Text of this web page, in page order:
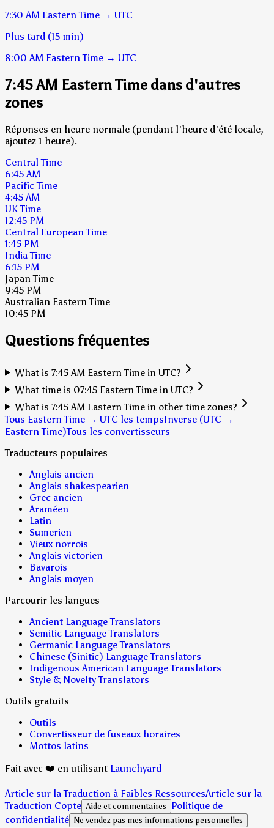
7:30 AM Eastern Time → UTC
Plus tard (15 min)
8:00 AM Eastern Time → UTC
7:45 AM Eastern Time dans d'autres
zones
Réponses en heure normale (pendant l'heure d'été locale,
ajoutez 1 heure).
Central Time
6:45 AM
Pacific Time
4:45 AM
UK Time
12:45 PM
Central European Time
1:45 PM
India Time
6:15 PM
Japan Time
9:45 PM
Australian Eastern Time
10:45 PM
Questions fréquentes
What is 7:45 AM Eastern Time in UTC?
What time is 07:45 Eastern Time in UTC?
What is 7:45 AM Eastern Time in other time zones?
Tous Eastern Time → UTC les tempsInverse (UTC →
Eastern Time)Tous les convertisseurs
Traducteurs populaires
Anglais ancien
Anglais shakespearien
Grec ancien
Araméen
Latin
Sumerien
Vieux norrois
Anglais victorien
Bavarois
Anglais moyen
Parcourir les langues
Ancient Language Translators
Semitic Language Translators
Germanic Language Translators
Chinese (Sinitic) Language Translators
Indigenous American Language Translators
Style & Novelty Translators
Outils gratuits
Outils
Convertisseur de fuseaux horaires
Mottos latins
Fait avec ❤️ en utilisant Launchyard
Article sur la Traduction à Faibles RessourcesArticle sur la
Traduction Copte Aide et commentaires Politique de
confidentialité Ne vendez pas mes informations personnelles